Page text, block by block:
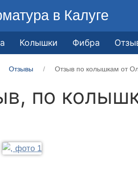
в Калуге
Колышки Фибра
Отзывы Отзыв по колышкам от
по